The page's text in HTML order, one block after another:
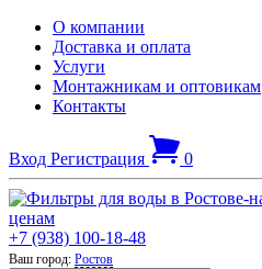
О компании
Доставка и оплата
Услуги
Монтажникам и оптовикам
Контакты
Вход Регистрация 0
+7 (938) 100-18-48
Ваш город: Ростов